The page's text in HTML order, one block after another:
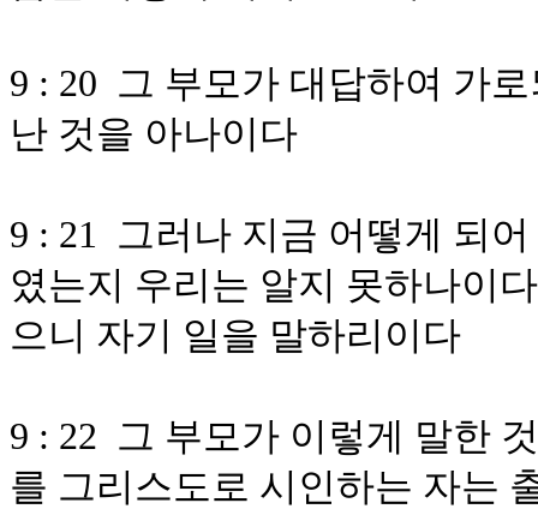
9 : 20 그 부모가 대답하여 가
난 것을 아나이다
9 : 21 그러나 지금 어떻게 되
였는지 우리는 알지 못하나이
으니 자기 일을 말하리이다
9 : 22 그 부모가 이렇게 말한
를 그리스도로 시인하는 자는